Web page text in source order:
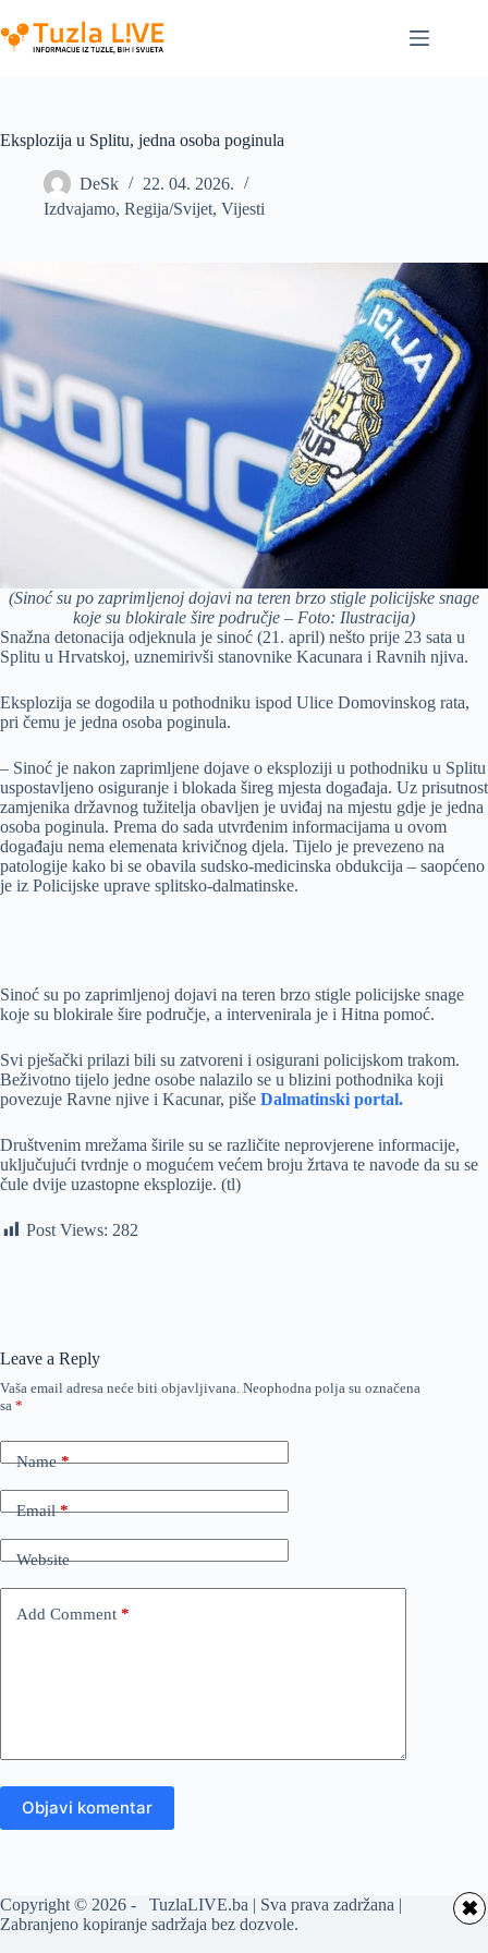
to
content
Eksplozija u Splitu, jedna osoba poginula
DeSk
22. 04. 2026.
Izdvajamo, Regija/Svijet, Vijesti
(Sinoć su po zaprimljenoj dojavi na teren brzo stigle policijske snage
koje su blokirale šire područje – Foto: Ilustracija)
Snažna detonacija odjeknula je sinoć (21. april) nešto prije 23 sata u
Splitu u Hrvatskoj, uznemirivši stanovnike Kacunara i Ravnih njiva.
Eksplozija se dogodila u pothodniku ispod Ulice Domovinskog rata,
pri čemu je jedna osoba poginula.
– Sinoć je nakon zaprimljene dojave o eksploziji u pothodniku u Splitu
uspostavljeno osiguranje i blokada šireg mjesta događaja. Uz prisutnost
zamjenika državnog tužitelja obavljen je uviđaj na mjestu gdje je jedna
osoba poginula. Prema do sada utvrđenim informacijama u ovom
događaju nema elemenata krivičnog djela. Tijelo je prevezeno na
patologije kako bi se obavila sudsko-medicinska obdukcija – saopćeno
je iz Policijske uprave splitsko-dalmatinske.
Sinoć su po zaprimljenoj dojavi na teren brzo stigle policijske snage
koje su blokirale šire područje, a intervenirala je i Hitna pomoć.
Svi pješački prilazi bili su zatvoreni i osigurani policijskom trakom.
Beživotno tijelo jedne osobe nalazilo se u blizini pothodnika koji
povezuje Ravne njive i Kacunar, piše Dalmatinski portal.
Društvenim mrežama širile su se različite neprovjerene informacije,
uključujući tvrdnje o mogućem većem broju žrtava te navode da su se
čule dvije uzastopne eksplozije. (tl)
Post Views: 282
Leave a Reply
Vaša email adresa neće biti objavljivana. Neophodna polja su označena
sa *
Name*
Email*
Website
Add Comment *
Objavi komentar
Copyright © 2026 - TuzlaLIVE.ba | Sva prava zadržana |
Zabranjeno kopiranje sadržaja bez dozvole.
✖